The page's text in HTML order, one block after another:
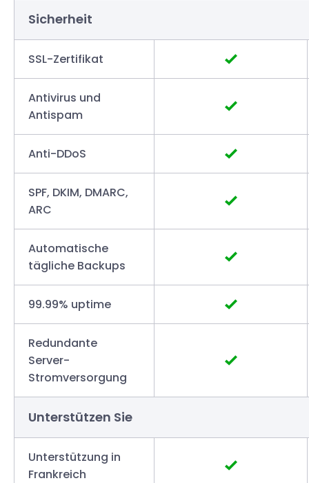
Sicherheit
SSL-Zertifikat
Antivirus und
Antispam
Anti-DDoS
SPF, DKIM, DMARC,
ARC
Automatische
tägliche Backups
99.99% uptime
Redundante
Server-
Stromversorgung
Unterstützen Sie
Unterstützung in
Frankreich